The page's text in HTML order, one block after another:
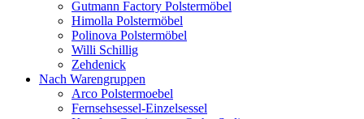
Gutmann Factory Polstermöbel
Himolla Polstermöbel
Polinova Polstermöbel
Willi Schillig
Zehdenick
Nach Warengruppen
Arco Polstermoebel
Fernsehsessel-Einzelsessel